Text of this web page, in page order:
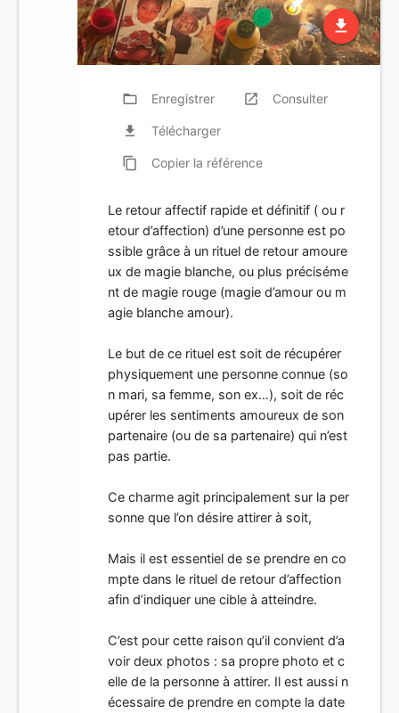
file_download
folder_open Enregistrer launch Consulter
file_download Télécharger
content_copy Copier la référence
Le retour affectif rapide et définitif ( ou r
etour d’affection) d’une personne est po
ssible grâce à un rituel de retour amoure
ux de magie blanche, ou plus préciséme
nt de magie rouge (magie d’amour ou m
agie blanche amour).
Le but de ce rituel est soit de récupérer
physiquement une personne connue (so
n mari, sa femme, son ex…), soit de réc
upérer les sentiments amoureux de son
partenaire (ou de sa partenaire) qui n’est
pas partie.
Ce charme agit principalement sur la per
sonne que l’on désire attirer à soit,
Mais il est essentiel de se prendre en co
mpte dans le rituel de retour d’affection
afin d’indiquer une cible à atteindre.
C’est pour cette raison qu’il convient d’a
voir deux photos : sa propre photo et c
elle de la personne à attirer. Il est aussi n
écessaire de prendre en compte la date